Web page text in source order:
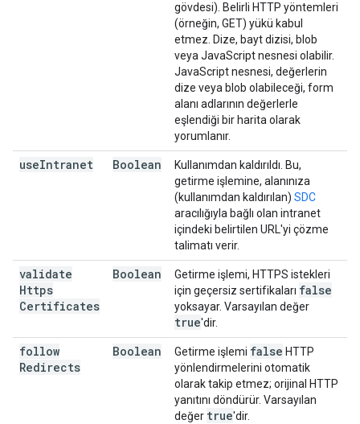
gövdesi). Belirli HTTP yöntemleri
(örneğin, GET) yükü kabul
etmez. Dize, bayt dizisi, blob
veya JavaScript nesnesi olabilir.
JavaScript nesnesi, değerlerin
dize veya blob olabileceği, form
alanı adlarının değerlerle
eşlendiği bir harita olarak
yorumlanır.
useIntranet Boolean
Kullanımdan kaldırıldı. Bu,
getirme işlemine, alanınıza
(kullanımdan kaldırılan) SDC
aracılığıyla bağlı olan intranet
içindeki belirtilen URL'yi çözme
talimatı verir.
validate
Https
Certificates
Boolean
Getirme işlemi, HTTPS istekleri
için geçersiz sertifikaları false
yoksayar. Varsayılan değer
true'dir.
follow
Redirects
Boolean Getirme işlemi false HTTP
yönlendirmelerini otomatik
olarak takip etmez; orijinal HTTP
yanıtını döndürür. Varsayılan
değer true'dir.